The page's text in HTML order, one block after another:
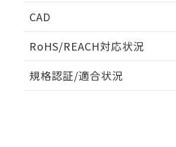
CAD
RoHS/REACH対応状況
EU RoHS 注意事項・凡例
規格認証/適合状況